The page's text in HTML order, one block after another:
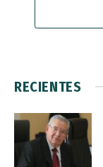
RECIENTES